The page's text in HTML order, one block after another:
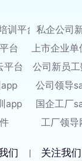
训平台 私企公司
台
上市企业单
平台
公司新员
公司领导
app
国企工厂
工厂领导
们 | 关注我们